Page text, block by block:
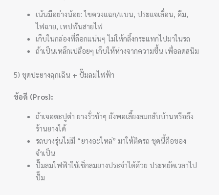
เน้นมีอย่างน้อย: ไขควงแฉก/แบน, ประแจเลื่อน, คีม,
ไฟฉาย, เทปพันสายไฟ
เก็บในกล่องที่ล็อกแน่นๆ ไม่ให้กลิ้งกระแทกไปมาในรถ
ถ้าเป็นเหล็กเปลือยๆ เก็บให้ห่างจากความชื้น เพื่อลดสนิม
5) ชุดปะยางฉุกเฉิน + ปั๊มลมไฟฟ้า
ข้อดี (Pros):
ถ้าเจอตะปูตำ ยางรั่วช้าๆ ยังพอเลี้ยงลมกลับบ้านหรือถึง
ร้านยางได้
รถบางรุ่นไม่มี “ยางอะไหล่” มาให้ติดรถ ชุดนี้คือของ
จำเป็น
ปั๊มลมไฟฟ้าใช้เช็กลมยางประจำได้ด้วย ประหยัดเวลาไป
ปั๊ม